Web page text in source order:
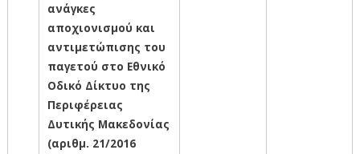
ανάγκες
αποχιονισμού και
αντιμετώπισης του
παγετού στο Εθνικό
Οδικό Δίκτυο της
Περιφέρειας
Δυτικής Μακεδονίας
(αριθμ. 21/2016